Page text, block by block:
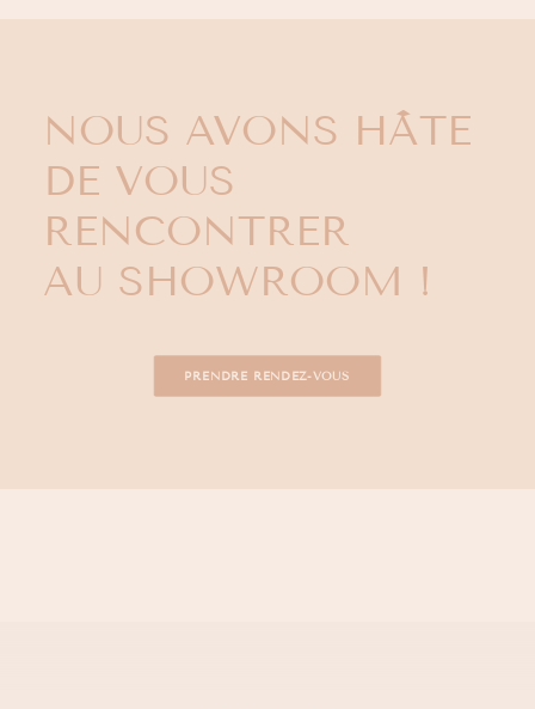
NOUS AVONS HÂTE
DE VOUS
RENCONTRER
AU SHOWROOM !
PRENDRE RENDEZ-VOUS